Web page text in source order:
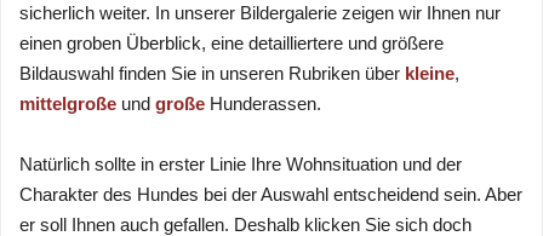
sicherlich weiter. In unserer Bildergalerie zeigen wir Ihnen nur
einen groben Überblick, eine detailliertere und größere
Bildauswahl finden Sie in unseren Rubriken über kleine,
mittelgroße und große Hunderassen.
Natürlich sollte in erster Linie Ihre Wohnsituation und der
Charakter des Hundes bei der Auswahl entscheidend sein. Aber
er soll Ihnen auch gefallen. Deshalb klicken Sie sich doch